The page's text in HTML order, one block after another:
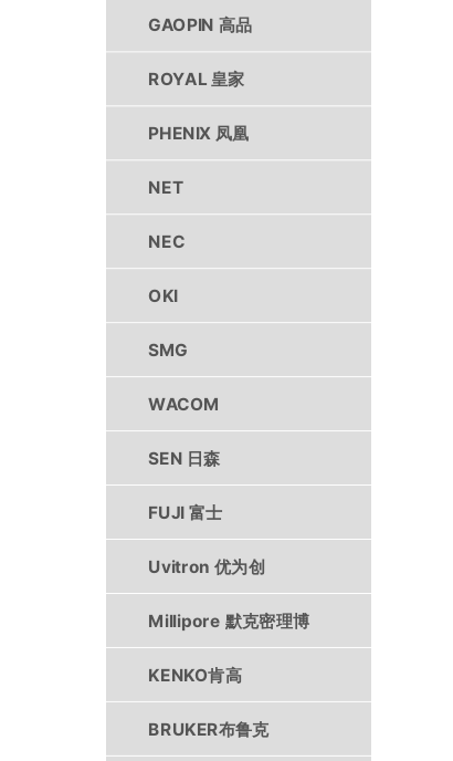
GAOPIN 高品
ROYAL 皇家
PHENIX 凤凰
NET
NEC
OKI
SMG
WACOM
SEN 日森
FUJI 富士
Uvitron 优为创
Millipore 默克密理博
KENKO肯高
BRUKER布鲁克